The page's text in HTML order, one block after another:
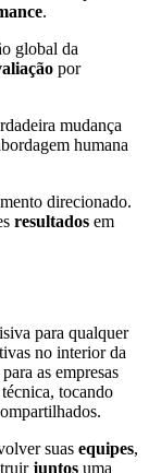
.
global da
por
mudança
humana
direcionado.
resultados em
para qualquer
no interior da
as empresas
tocando
suas equipes,
juntos uma